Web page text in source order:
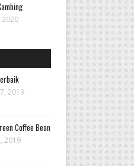
2020
2019
Coffee Bean
2019